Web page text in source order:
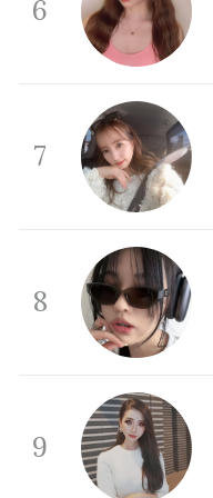
6
7
8
9